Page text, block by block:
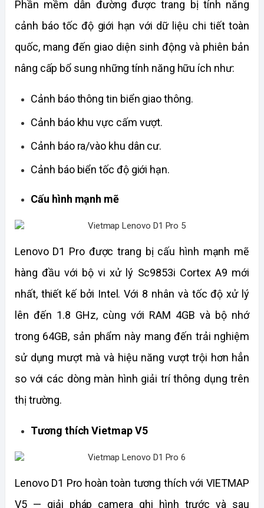
Phần mềm dẫn đường được trang bị tính năng
cảnh báo tốc độ giới hạn với dữ liệu chi tiết toàn
quốc, mang đến giao diện sinh động và phiên bản
nâng cấp bổ sung những tính năng hữu ích như:
Cảnh báo thông tin biển giao thông.
Cảnh báo khu vực cấm vượt.
Cảnh báo ra/vào khu dân cư.
Cảnh báo biển tốc độ giới hạn.
Cấu hình mạnh mẽ
Lenovo D1 Pro được trang bị cấu hình mạnh mẽ
hàng đầu với bộ vi xử lý Sc9853i Cortex A9 mới
nhất, thiết kế bởi Intel. Với 8 nhân và tốc độ xử lý
lên đến 1.8 GHz, cùng với RAM 4GB và bộ nhớ
trong 64GB, sản phẩm này mang đến trải nghiệm
sử dụng mượt mà và hiệu năng vượt trội hơn hẳn
so với các dòng màn hình giải trí thông dụng trên
thị trường.
Tương thích Vietmap V5
Lenovo D1 Pro hoàn toàn tương thích với VIETMAP
V5 — giải pháp camera ghi hình trước và sau